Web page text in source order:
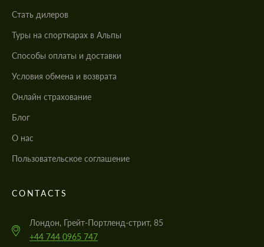
Стать дилеров
Туры на спорткарах в Альпы
Cпособы оплаты и доставки
Условия обмена и возврата
Онлайн страхование
Блог
О нас
Пользовательское соглашение
CONTACTS
Лондон, Грейт-Портленд-стрит, 85
+44 744 0965 747